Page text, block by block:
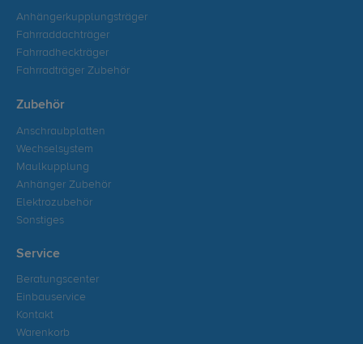
Anhängerkupplungsträger
Fahrraddachträger
Fahrradheckträger
Fahrradträger Zubehör
Zubehör
Anschraubplatten
Wechselsystem
Maulkupplung
Anhänger Zubehör
Elektrozubehör
Sonstiges
Service
Beratungscenter
Einbauservice
Kontakt
Warenkorb